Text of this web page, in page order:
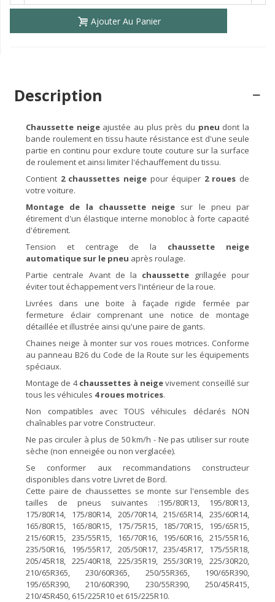
Ajouter Au Panier
Description
Chaussette neige ajustée au plus près du pneu dont la
bande roulement en tissu haute résistance est d'une seule
partie en continu pour exclure toute couture sur la surface
de roulement et ainsi limiter l'échauffement du tissu.
Contient 2 chaussettes neigepour équiper 2 roues de
votre voiture.
Montage de la chaussette neige sur le pneu par
étirement d'un élastique interne monobloc à forte capacité
d'étirement.
Tension et centrage de la chaussette neige
automatique sur le pneu après roulage.
Partie centrale Avant de la chaussette grillagée pour
éviter tout échappement vers l'intérieur de la roue.
Livrées dans une boite à façade rigide fermée par
fermeture éclair comprenant une notice de montage
détaillée et illustrée ainsi qu'une paire de gants.
Chaines neige à monter sur vos roues motrices. Conforme
au panneau B26 du Code de la Route sur les équipements
spéciaux.
Montage de 4chaussettes à neigevivement conseillé sur
tous les véhicules 4 roues motrices.
Non compatibles avec TOUS véhicules déclarés NON
chaînables par votre Constructeur.
Ne pas circuler à plus de 50 km/h - Ne pas utiliser sur route
sèche (non enneigée ou non verglacée).
Se conformer aux recommandations constructeur
disponibles dans votre Livret de Bord.
Cette paire de chaussettes se monte sur l'ensemble des
tailles de pneus suivantes :195/80R13, 195/80R13,
175/80R14, 175/80R14, 205/70R14, 215/65R14, 235/60R14,
165/80R15, 165/80R15, 175/75R15, 185/70R15, 195/65R15,
215/60R15, 235/55R15, 165/70R16, 195/60R16, 215/55R16,
235/50R16, 195/55R17, 205/50R17, 235/45R17, 175/55R18,
205/45R18, 225/40R18, 225/35R19, 255/30R19, 225/30R20,
210/65R365, 230/60R365, 250/55R365, 190/65R390,
195/65R390, 210/60R390, 230/55R390, 250/45R415,
210/45R450, 615/225R10 et 615/225R10.